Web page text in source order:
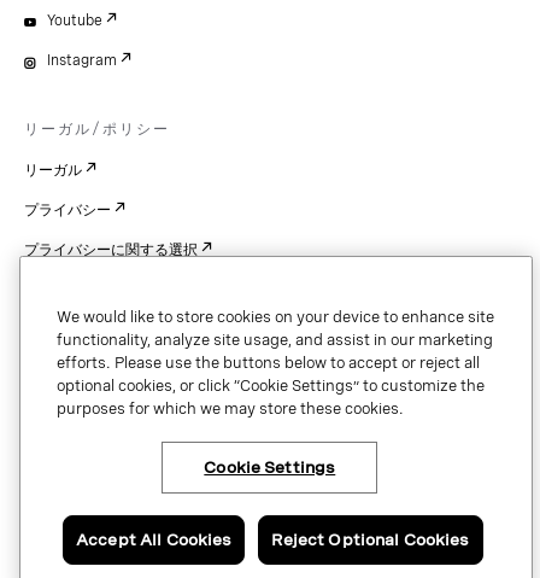
Copyright © 2026 Vonage. All rights reserved. VONAGE®, the V logo (
®),
and other Vonage marks are registered trademarks of Vonage or its affiliates
in the United States and other countries.
Youtube
Instagram
リーガル/ポリシー
リーガル
プライバシー
プライバシーに関する選択
著作権
セキュリティと信頼
We would like to store cookies on your device to enhance site
functionality, analyze site usage, and assist in our marketing
efforts. Please use the buttons below to accept or reject all
optional cookies, or click “Cookie Settings” to customize the
purposes for which we may store these cookies.
Cookie Settings
Reject Optional Cookies
Accept All Cookies